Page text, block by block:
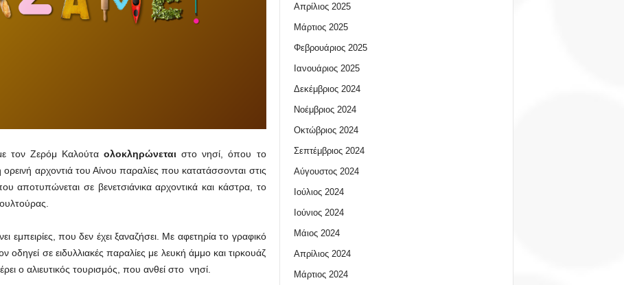
τον Ζερόμ Καλούταολοκληρώνεται στο νησί, όπου το
αρχοντιά του Αίνου παραλίες που κατατάσσονται στις
αποτυπώνεται σε βενετσιάνικα αρχοντικά και κάστρα, το
εμπειρίες, που δεν έχει ξαναζήσει. Με αφετηρία το γραφικό
οδηγεί σε ειδυλλιακές παραλίες με λευκή άμμο και τιρκουάζ
ο αλιευτικός τουρισμός, που ανθεί στο νησί.
Απρίλιος 2025
Μάρτιος 2025
Φεβρουάριος 2025
Ιανουάριος 2025
Δεκέμβριος 2024
Νοέμβριος 2024
Οκτώβριος 2024
Σεπτέμβριος 2024
Αύγουστος 2024
Ιούλιος 2024
Ιούνιος 2024
Μάιος 2024
Απρίλιος 2024
Μάρτιος 2024